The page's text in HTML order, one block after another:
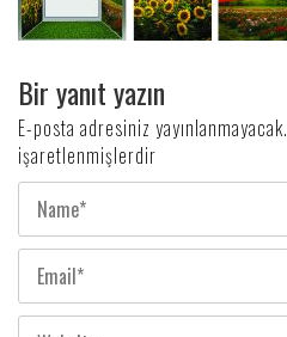
Bir yanıt yazın
E-posta adresiniz yayınlanmayacak.
işaretlenmişlerdir